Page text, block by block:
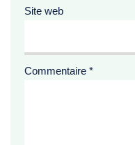
Site web
Commentaire *